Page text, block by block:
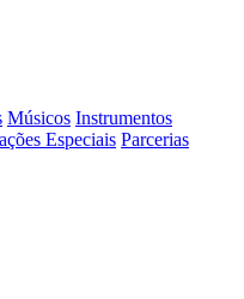
Músicos Instrumentos
Especiais Parcerias